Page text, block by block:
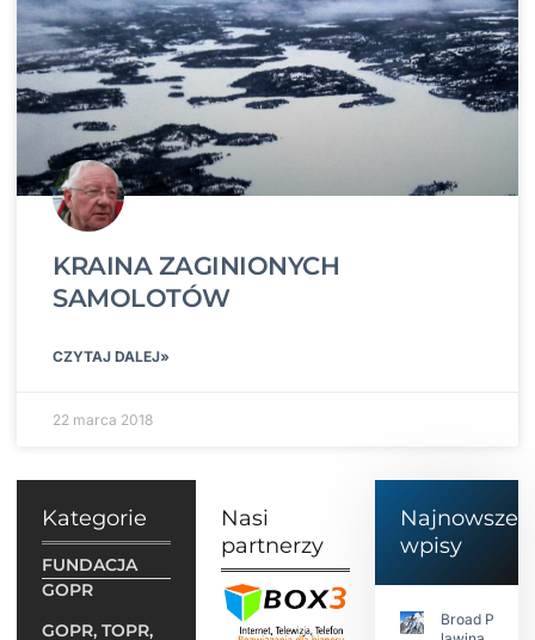
KRAINA ZAGINIONYCH
SAMOLOTÓW
CZYTAJ DALEJ»
22 marca 2018
Kategorie
FUNDACJA
GOPR
GOPR, TOPR,
Nasi
partnerzy
Najnowsze
wpisy
Broad Peak: